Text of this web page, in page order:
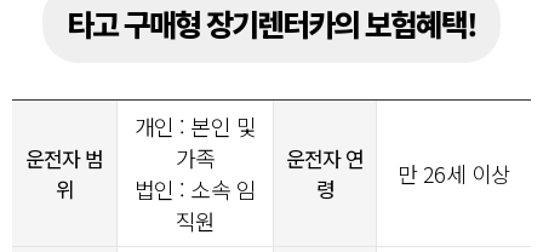
타고 구매형 장기렌터카의 보험혜택!
운전자 범
위
개인 : 본인 및
가족
법인 : 소속 임
직원
운전자 연
령
만 26세 이상